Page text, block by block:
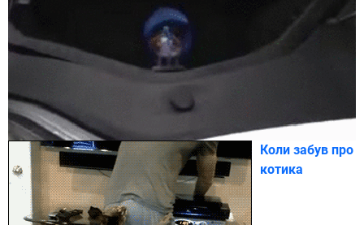
Коли забув про
котика